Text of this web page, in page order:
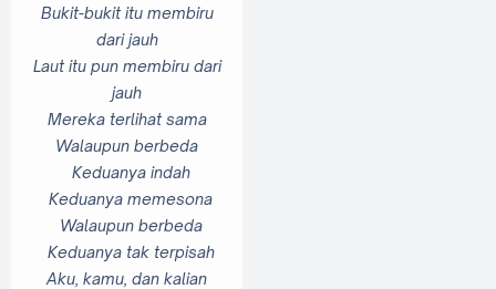
Bukit-bukit itu membiru
dari jauh
Laut itu pun membiru dari
jauh
Mereka terlihat sama
Walaupun berbeda
Keduanya indah
Keduanya memesona
Walaupun berbeda
Keduanya tak terpisah
Aku, kamu, dan kalian